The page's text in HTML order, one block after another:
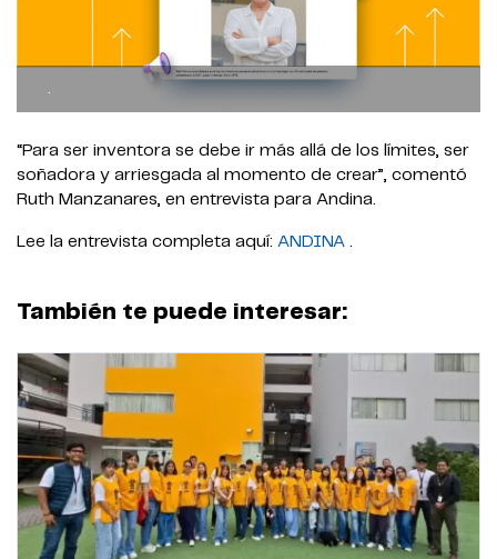
.
“Para ser inventora se debe ir más allá de los límites, ser
soñadora y arriesgada al momento de crear”, comentó
Ruth Manzanares, en entrevista para Andina.
Lee la entrevista completa aquí: ANDINA .
También te puede interesar: